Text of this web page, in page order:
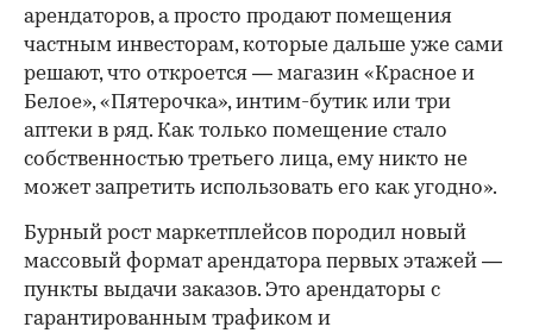
арендаторов, а просто продают помещения
частным инвесторам, которые дальше уже сами
решают, что откроется — магазин «Красное и
Белое», «Пятерочка», интим-бутик или три
аптеки в ряд. Как только помещение стало
собственностью третьего лица, ему никто не
может запретить использовать его как угодно».
Бурный рост маркетплейсов породил новый
массовый формат арендатора первых этажей —
пункты выдачи заказов. Это арендаторы с
гарантированным трафиком и